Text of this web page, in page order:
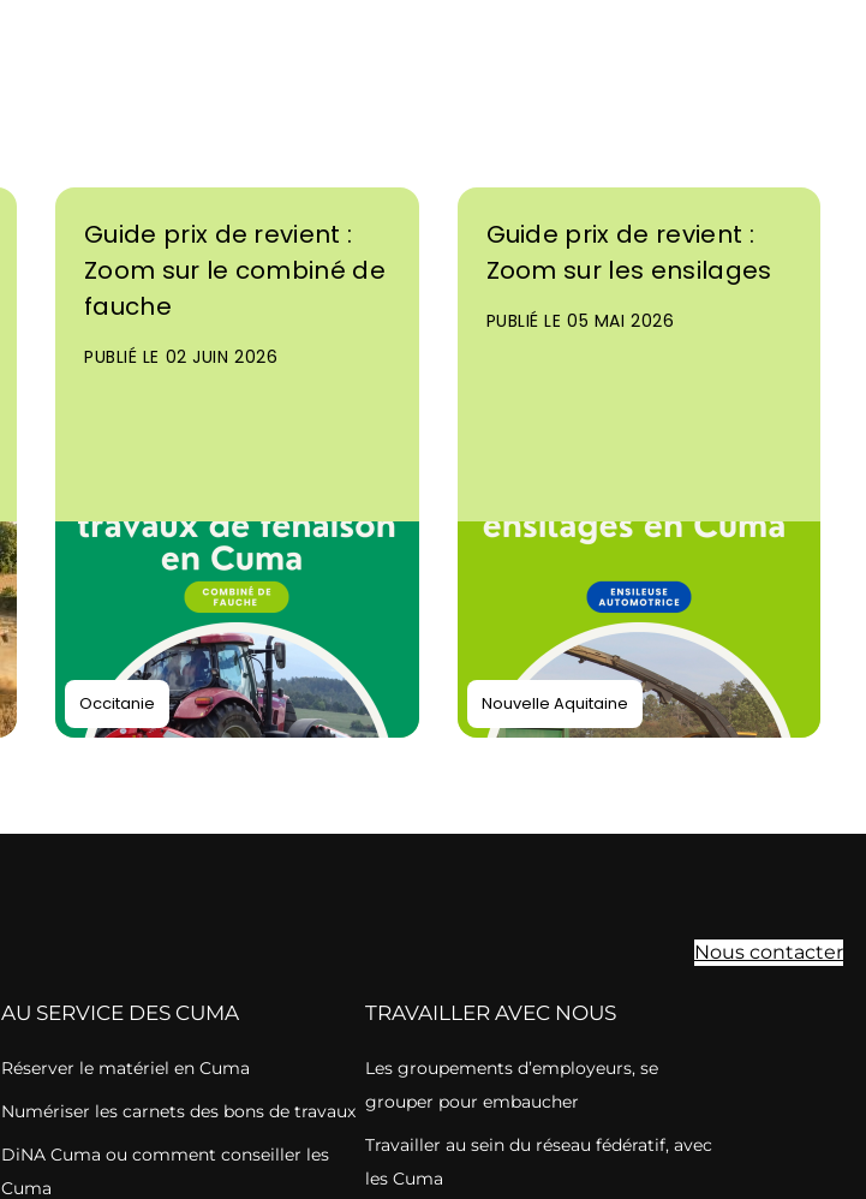
Guide prix de revient :
Zoom sur le combiné de
fauche
PUBLIÉ LE 02 JUIN 2026
Occitanie
Guide prix de revient :
Zoom sur les ensilages
PUBLIÉ LE 05 MAI 2026
Nouvelle Aquitaine
Nous contacter
AU SERVICE DES CUMA
Réserver le matériel en Cuma
Numériser les carnets des bons de travaux
DiNA Cuma ou comment conseiller les
Cuma
TRAVAILLER AVEC NOUS
Les groupements d’employeurs, se
grouper pour embaucher
Travailler au sein du réseau fédératif, avec
les Cuma